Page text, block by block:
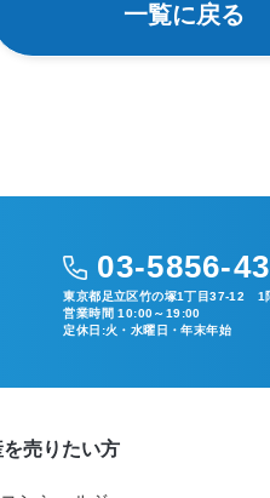
一覧に戻る
03-5856-
東京都足立区竹の塚1丁目37-12 1
営業時間 10:00～19:00
定休日:火・水曜日・年末年始
売りたい方